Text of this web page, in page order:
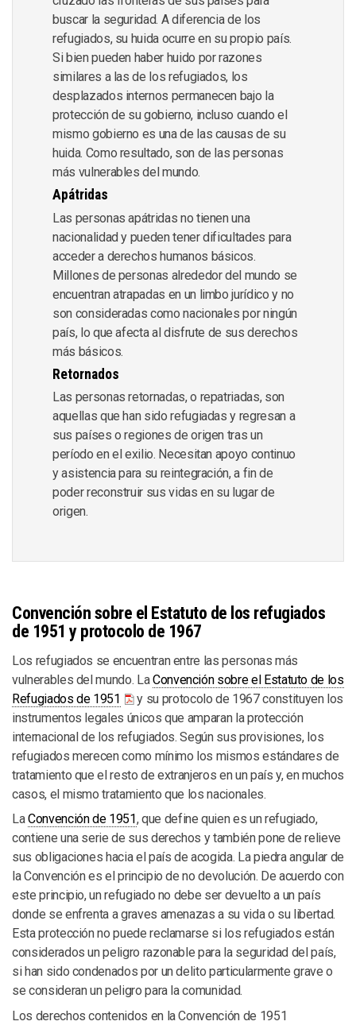
buscar la seguridad. A diferencia de los
refugiados, su huida ocurre en su propio país.
Si bien pueden haber huido por razones
similares a las de los refugiados, los
desplazados internos permanecen bajo la
protección de su gobierno, incluso cuando el
mismo gobierno es una de las causas de su
huida. Como resultado, son de las personas
más vulnerables del mundo.
Apátridas
Las personas apátridas no tienen una
nacionalidad y pueden tener dificultades para
acceder a derechos humanos básicos.
Millones de personas alrededor del mundo se
encuentran atrapadas en un limbo jurídico y no
son consideradas como nacionales por ningún
país, lo que afecta al disfrute de sus derechos
más básicos.
Retornados
Las personas retornadas, o repatriadas, son
aquellas que han sido refugiadas y regresan a
sus países o regiones de origen tras un
período en el exilio. Necesitan apoyo continuo
y asistencia para su reintegración, a fin de
poder reconstruir sus vidas en su lugar de
origen.
Convención sobre el Estatuto de los refugiados
de 1951 y protocolo de 1967
Los refugiados se encuentran entre las personas más
vulnerables del mundo. LaConvención sobre el Estatuto de los
Refugiados de 1951
y su protocolo de 1967 constituyen los
instrumentos legales únicos que amparan la protección
internacional de los refugiados. Según sus provisiones, los
refugiados merecen como mínimo los mismos estándares de
tratamiento que el resto de extranjeros en un país y, en muchos
casos, el mismo tratamiento que los nacionales.
LaConvención de 1951, que define quien es un refugiado,
contiene una serie de sus derechos y también pone de relieve
sus obligaciones hacia el país de acogida. La piedra angular de
la Convención es el principio de no devolución. De acuerdo con
este principio, un refugiado no debe ser devuelto a un país
donde se enfrenta a graves amenazas a su vida o su libertad.
Esta protección no puede reclamarse si los refugiados están
considerados un peligro razonable para la seguridad del país,
si han sido condenados por un delito particularmente grave o
se consideran un peligro para la comunidad.
Los derechos contenidos en la Convención de 1951